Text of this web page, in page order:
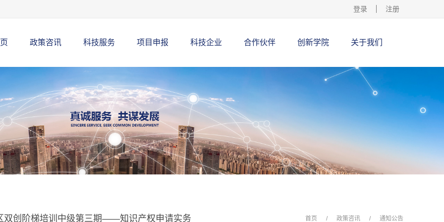
登录 注册
政策咨讯 科技服务 项目申报 科技企业 合作伙伴 创新学院 关于我们
首页 / 政策咨讯 / 通知公告
双创阶梯培训中级第三期——知识产权申请实务